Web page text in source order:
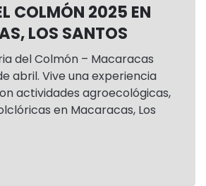
COLMÓN 2025 EN
LOS SANTOS
del Colmón – Macaracas
abril. Vive una experiencia
actividades agroecológicas,
en Macaracas, Los